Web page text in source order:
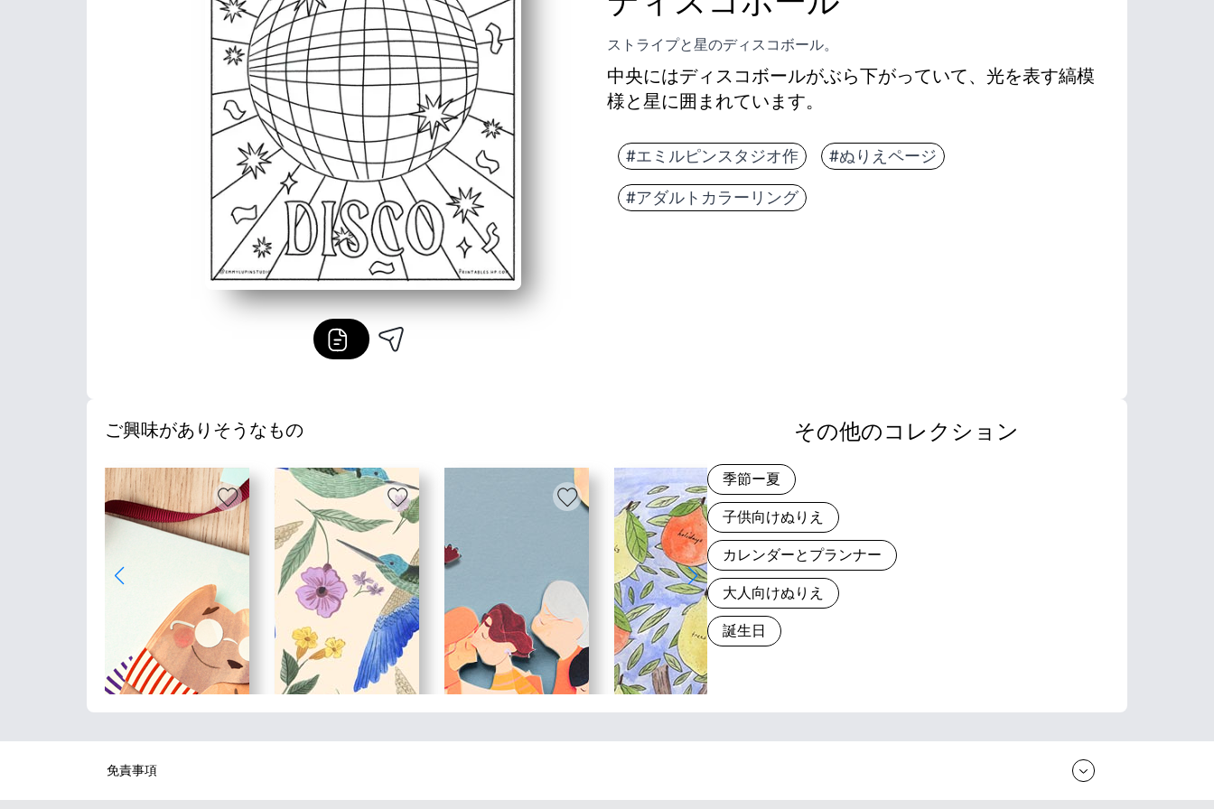
ストライプと星のディスコボール。
中央にはディスコボールがぶら下がっていて、光を表す縞模
様と星に囲まれています。
#エミルピンスタジオ作 #ぬりえページ
#アダルトカラーリング
ご興味がありそうなもの その他のコレクション
季節ー夏
子供向けぬりえ
カレンダーとプランナー
大人向けぬりえ
誕生日
免責事項